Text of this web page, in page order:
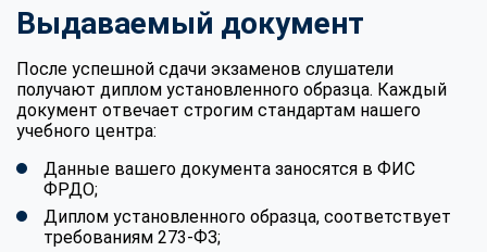
Выдаваемый документ
После успешной сдачи экзаменов слушатели
получают диплом установленного образца. Каждый
документ отвечает строгим стандартам нашего
учебного центра:
Данные вашего документа заносятся в ФИС
ФРДО;
Диплом установленного образца, соответствует
требованиям 273-ФЗ;